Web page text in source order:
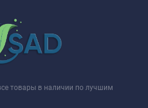
товары в наличии по лучшим